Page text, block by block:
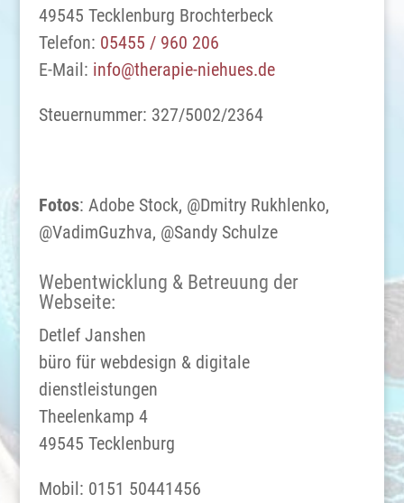
49545 Tecklenburg Brochterbeck
Telefon: 05455 / 960 206
E-Mail: info@therapie-niehues.de
Steuernummer: 327/5002/2364
Fotos: Adobe Stock, @Dmitry Rukhlenko,
@VadimGuzhva, @Sandy Schulze
Webentwicklung & Betreuung der
Webseite:
Detlef Janshen
büro für webdesign & digitale
dienstleistungen
Theelenkamp 4
49545 Tecklenburg
Mobil: 0151 50441456